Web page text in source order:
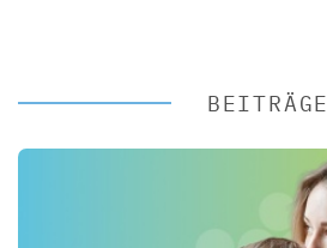
BEITRÄGE